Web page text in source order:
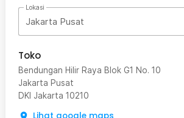
Lokasi
Jakarta Pusat
Toko
Bendungan Hilir Raya Blok G1 No. 10
Jakarta Pusat
DKI Jakarta 10210